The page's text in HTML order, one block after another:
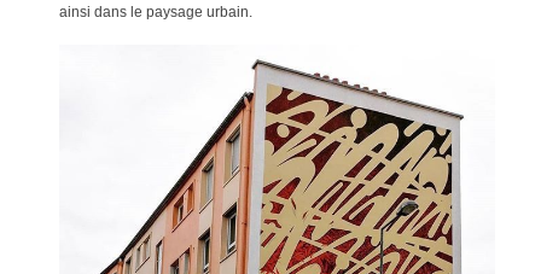
ainsi dans le paysage urbain.